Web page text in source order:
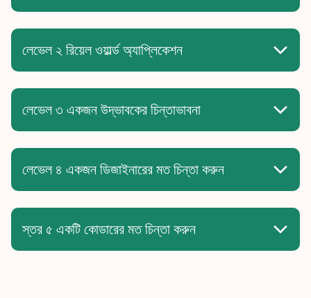
প্রথমবারের মতো কম্পিউটার ব্যবহার করে আত্মবিশ্বাস এবং স্বাচ্ছন্দ্য তৈরি
করুন। ইন্টারনেট কিভাবে কাজ করে এবং কীভাবে নিরাপদ থাকা যায় তা বুঝুন।
তারপর, প্রশ্ন জিজ্ঞাসা করা, গবেষণা করা, চিন্তা সংগঠিত করা এবং
উপস্থাপনার চেষ্টা করার জন্য কম্পিউটারকে সরঞ্জাম হিসেবে ব্যবহার করুন।
লেভেল ২ রিয়েল ওয়ার্ল্ড অ্যাপ্লিকেশন
বাস্তব জীবনের পরিস্থিতি গুলোতে গভীরভাবে ডুব দিন এবং লেভেল 1 টুলস
প্রয়োগ করুন। ইন্টারনেটের ব্যবহার এবং চর্চা বাড়ানো, নিরাপত্তা ও সুরক্ষা
সম্পর্কে আরও বেশি জানুন। সৃজনশীল হতে প্রযুক্তির ব্যবহারে স্বাচ্ছন্দ্য বোধ
করুন।
লেভেল ৩ একজন উদ্ভাবকের চিন্তাভাবনা
“অসাধারণ চিন্তা ভাবনা” থাকার মানে কি ? আমি সমস্যা সমাধানের জন্য
কিভাবে সৃজনশীলতা প্রয়োগ করতে পারি ? বিভিন্ন মানুষের দৃষ্টিকোণ থেকে
কিভাবে দেখতে হয় শিখুন।সমালোচনামূলক চিন্তাভাবনার দক্ষতা অর্জন করুন।
লেভেল ৪ একজন ডিজাইনারের মত চিন্তা করুন
বিভিন্ন নন্দনতত্ত্ব, নকশা কৌশল এবং কৌশল গুলো অনুসন্ধান করুন।
ব্যবহারকারীর অভিজ্ঞতা এবং কিভাবে UX ডিজাইন এবং ব্যবহারযোগ্যতা
একত্রিত করে সে সম্পর্কে চিন্তা করুন।
স্তর ৫ একটি কোডারের মত চিন্তা করুন
অ্যালগরিদম নিয়ে চিন্তাভাবনা করতে স্বাচ্ছন্দ্য বোধ করুন। একটি নতুন